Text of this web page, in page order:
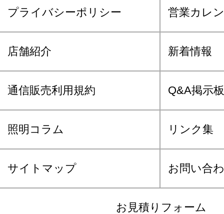
プライバシーポリシー 営業カレ
店舗紹介 新着情報
通信販売利用規約 Q&A掲示板
照明コラム リンク集
サイトマップ お問い合
お見積りフォーム